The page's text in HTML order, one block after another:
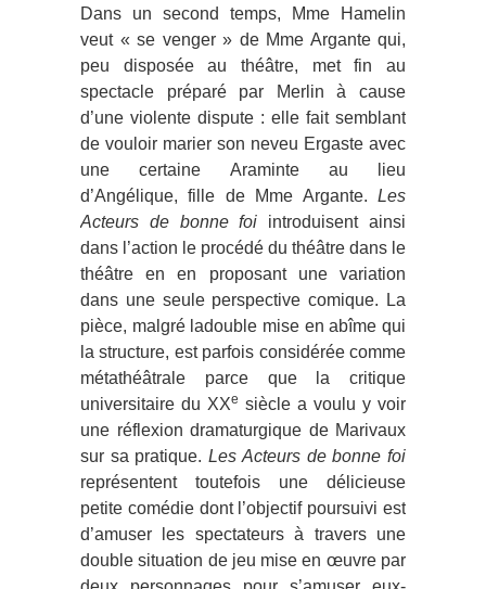
Dans un second temps, Mme Hamelin
veut « se venger » de Mme Argante qui,
peu disposée au théâtre, met fin au
spectacle préparé par Merlin à cause
d’une violente dispute : elle fait semblant
de vouloir marier son neveu Ergaste avec
une certaine Araminte au lieu
d’Angélique, fille de Mme Argante. Les
Acteurs de bonne foi introduisent ainsi
dans l’action le procédé du théâtre dans le
théâtre en en proposant une variation
dans une seule perspective comique. La
pièce, malgré ladouble mise en abîme qui
la structure, est parfois considérée comme
métathéâtrale parce que la critique
universitaire du XXe siècle a voulu y voir
une réflexion dramaturgique de Marivaux
sur sa pratique.Les Acteurs de bonne foi
représentent toutefois une délicieuse
petite comédie dont l’objectif poursuivi est
d’amuser les spectateurs à travers une
double situation de jeu mise en œuvre par